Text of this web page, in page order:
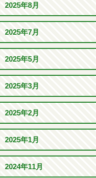
2025年8月
2025年7月
2025年5月
2025年3月
2025年2月
2025年1月
2024年11月